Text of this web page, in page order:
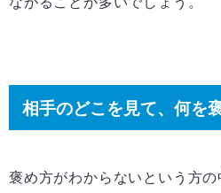
相手のどこを見て、何を
褒め方がわからないという方